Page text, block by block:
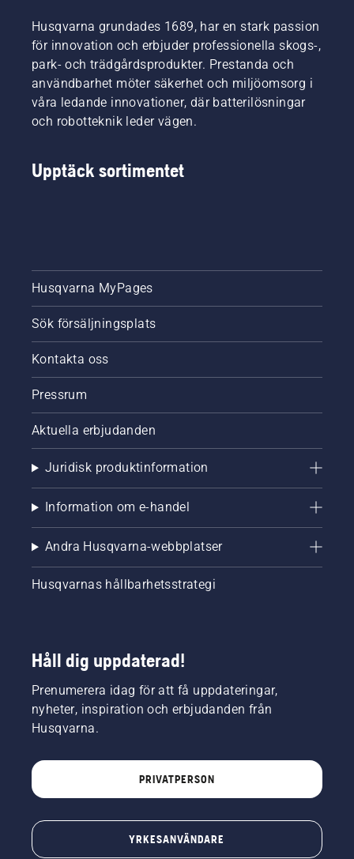
Husqvarna grundades 1689, har en stark passion
för innovation och erbjuder professionella skogs-,
park- och trädgårdsprodukter. Prestanda och
användbarhet möter säkerhet och miljöomsorg i
våra ledande innovationer, där batterilösningar
och robotteknik leder vägen.
Upptäck sortimentet
Husqvarna MyPages
Sök försäljningsplats
Kontakta oss
Pressrum
Aktuella erbjudanden
Juridisk produktinformation
Information om e-handel
Andra Husqvarna-webbplatser
Husqvarnas hållbarhetsstrategi
Håll dig uppdaterad!
Prenumerera idag för att få uppdateringar,
nyheter, inspiration och erbjudanden från
Husqvarna.
PRIVATPERSON
YRKESANVÄNDARE